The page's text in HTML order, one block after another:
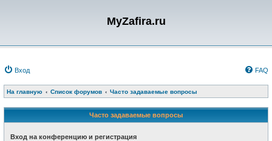
MyZafira.ru
Вход FAQ
На главную Список форумов Часто задаваемые вопросы
Часто задаваемые вопросы
Вход на конференцию и регистрация